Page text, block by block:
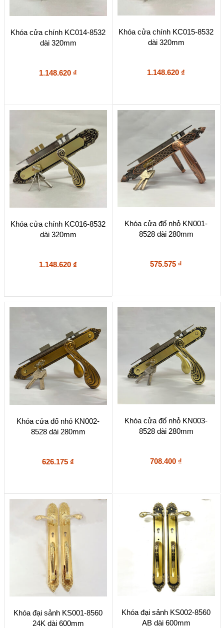
Khóa cửa chính KC014-8532
dài 320mm
1.148.620 ₫
Khóa cửa chính KC015-8532
dài 320mm
1.148.620 ₫
Khóa cửa chính KC016-8532
dài 320mm
1.148.620 ₫
Khóa cửa đố nhỏ KN001-
8528 dài 280mm
575.575 ₫
Khóa cửa đố nhỏ KN002-
8528 dài 280mm
626.175 ₫
Khóa cửa đố nhỏ KN003-
8528 dài 280mm
708.400 ₫
Khóa đại sảnh KS001-8560
24K dài 600mm
Khóa đại sảnh KS002-8560
AB dài 600mm